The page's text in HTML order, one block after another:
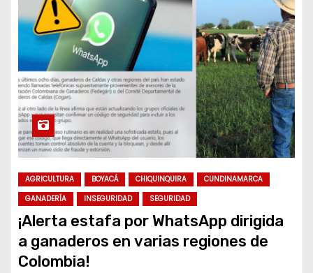
AGRICULTURA BOYACÁ CHIQUINQUIRA
CUNDINAMARCA
GANADERÍA
INSEGURIDAD SEGURIDAD
¡Alerta estafa por WhatsApp dirigida
a ganaderos en varias regiones de
Colombia!